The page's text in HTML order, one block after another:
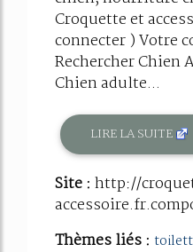
Croquette et
connecter ) Votre
Rechercher
Chien adulte...
LIRE LA SUITE
Site : http://
Thèmes liés :